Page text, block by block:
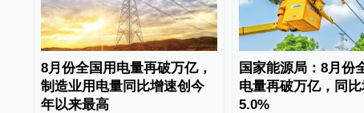
8月份全国用电量再破万亿，
制造业用电量同比增速创今
年以来最高
国家能源局：8月份
电量再破万亿，同
5.0%